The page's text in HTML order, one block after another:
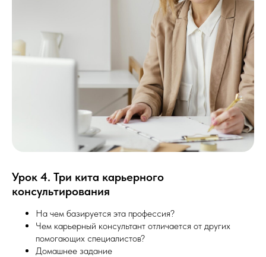
Урок 4. Три кита карьерного
консультирования
На чем базируется эта профессия?
Чем карьерный консультант отличается от других
помогающих специалистов?
Домашнее задание